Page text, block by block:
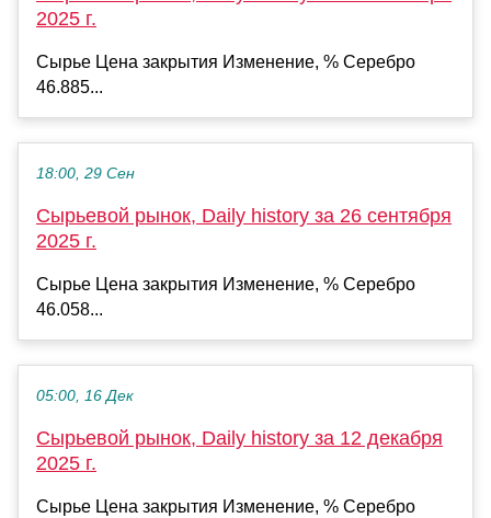
2025 г.
Сырье Цена закрытия Изменение, % Серебро
46.885...
18:00, 29 Сен
Сырьевой рынок, Daily history за 26 сентября
2025 г.
Сырье Цена закрытия Изменение, % Серебро
46.058...
05:00, 16 Дек
Сырьевой рынок, Daily history за 12 декабря
2025 г.
Сырье Цена закрытия Изменение, % Серебро